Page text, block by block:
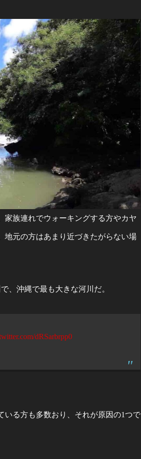
家族連れでウォーキングする方やカヤ
地元の方はあまり近づきたがらない場
、沖縄で最も大きな河川だ。
dRSarbrpp0
いる方も多数おり、それが原因の1つで